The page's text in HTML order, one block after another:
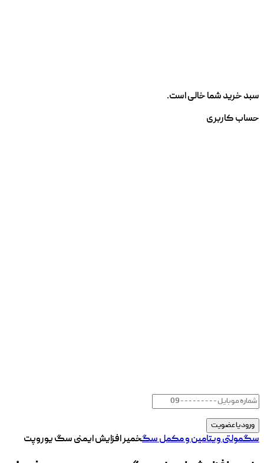
سبد خرید شما خالی است.
حساب کاربری
سگمولتی ویتامین و مکمل سگخمیر افزایش ایمنی سگ یوروپت